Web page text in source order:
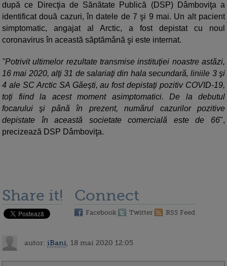
după ce Direcţia de Sănătate Publică (DSP) Dâmboviţa a
identificat două cazuri, în datele de 7 şi 9 mai. Un alt pacient
simptomatic, angajat al Arctic, a fost depistat cu noul
coronavirus în această săptămână şi este internat.
"Potrivit ultimelor rezultate transmise instituţiei noastre astăzi,
16 mai 2020, alţi 31 de salariaţi din hala secundară, liniile 3 şi
4 ale SC Arctic SA Găeşti, au fost depistaţi pozitiv COVID-19,
toţi fiind la acest moment asimptomatici. De la debutul
focarului şi până în prezent, numărul cazurilor pozitive
depistate în această societate comercială este de 66",
precizează DSP Dâmboviţa.
Share it! Connect
Facebook Twitter RSS Feed
autor: iBani , 18 mai 2020 12:05